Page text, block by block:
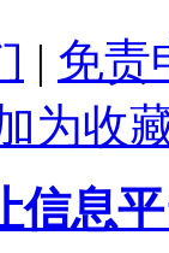
| 免责
为收
信息